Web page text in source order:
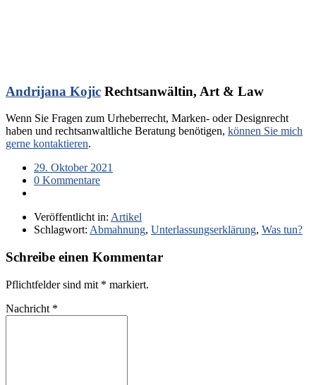
Andrijana Kojic Rechtsanwältin, Art & Law
Wenn Sie Fragen zum Urheberrecht, Marken- oder Designrecht
haben und rechtsanwaltliche Beratung benötigen, können Sie mich
gerne kontaktieren.
29. Oktober 2021
0 Kommentare
Veröffentlicht in: Artikel
Schlagwort: Abmahnung, Unterlassungserklärung, Was tun?
Schreibe einen Kommentar
Pflichtfelder sind mit * markiert.
Nachricht *